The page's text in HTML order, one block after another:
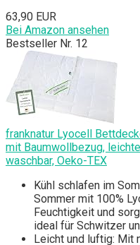
63,90 EUR
Bei Amazon ansehen
Bestseller Nr. 12
franknatur Lyocell
mit Baumwollbezug,
waschbar, Oeko-TEX
Kühl schlafen im
Sommer mit 100%
Feuchtigkeit und
ideal für Schwitzer
Leicht und luftig: Mit